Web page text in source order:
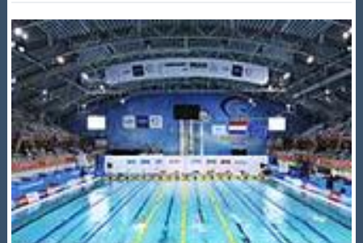
Fondo
Salvamento
Master
Formazione
GUG